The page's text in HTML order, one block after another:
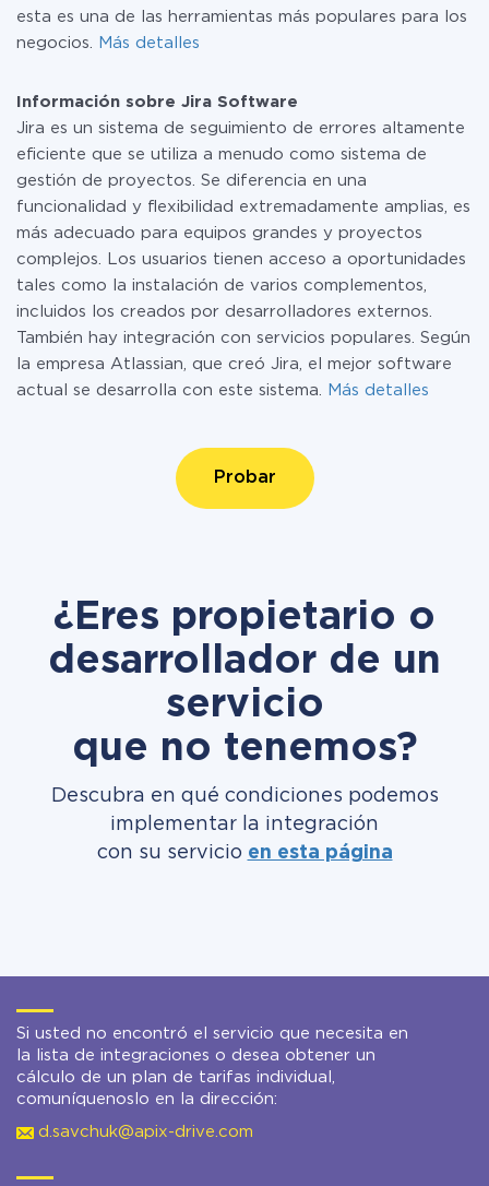
esta es una de las herramientas más populares para los
negocios.
Más detalles
Información sobre Jira Software
Jira es un sistema de seguimiento de errores altamente
eficiente que se utiliza a menudo como sistema de
gestión de proyectos. Se diferencia en una
funcionalidad y flexibilidad extremadamente amplias, es
más adecuado para equipos grandes y proyectos
complejos. Los usuarios tienen acceso a oportunidades
tales como la instalación de varios complementos,
incluidos los creados por desarrolladores externos.
También hay integración con servicios populares. Según
la empresa Atlassian, que creó Jira, el mejor software
actual se desarrolla con este sistema.
Más detalles
Probar
¿Eres propietario o
desarrollador de un
servicio
que no tenemos?
Descubra en qué condiciones podemos
implementar la integración
con su servicio en esta página
Si usted no encontró el servicio que necesita en
la lista de integraciones o desea obtener un
cálculo de un plan de tarifas individual,
comuníquenoslo en la dirección:
d.savchuk@apix-drive.com